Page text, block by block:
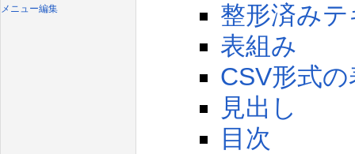
メニュー編集
整形済み
表組み
CSV形式
見出し
目次